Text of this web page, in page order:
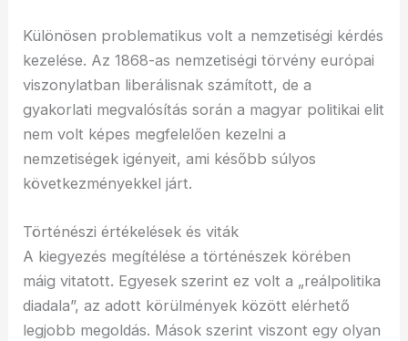
Különösen problematikus volt a nemzetiségi kérdés
kezelése. Az 1868-as nemzetiségi törvény európai
viszonylatban liberálisnak számított, de a
gyakorlati megvalósítás során a magyar politikai elit
nem volt képes megfelelően kezelni a
nemzetiségek igényeit, ami később súlyos
következményekkel járt.
Történészi értékelések és viták
A kiegyezés megítélése a történészek körében
máig vitatott. Egyesek szerint ez volt a „reálpolitika
diadala”, az adott körülmények között elérhető
legjobb megoldás. Mások szerint viszont egy olyan